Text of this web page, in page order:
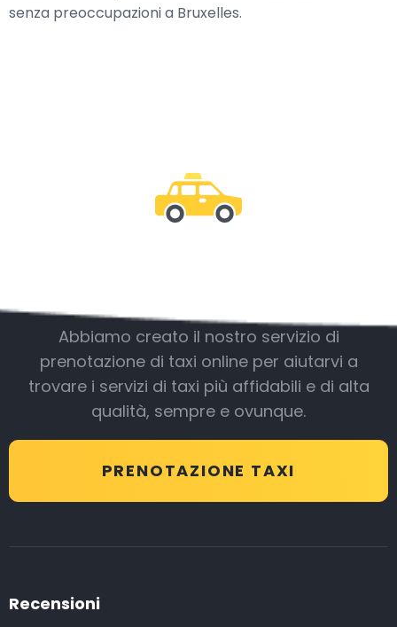
senza preoccupazioni a Bruxelles.
Abbiamo creato il nostro servizio di
prenotazione di taxi online per aiutarvi a
trovare i servizi di taxi più affidabili e di alta
qualità, sempre e ovunque.
PRENOTAZIONE TAXI
Recensioni